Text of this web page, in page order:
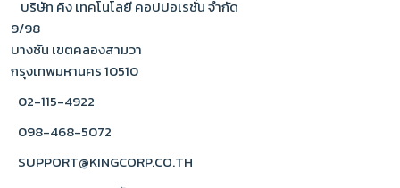
บริษัท คิง เทคโนโลยี คอปปอเรชั่น จำกัด
9/98
บางชัน เขตคลองสามวา
กรุงเทพมหานคร 10510
02-115-4922
098-468-5072
SUPPORT@KINGCORP.CO.TH